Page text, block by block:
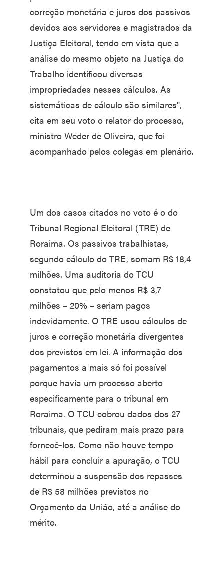
correção monetária e juros dos passivos
devidos aos servidores e magistrados da
Justiça Eleitoral, tendo em vista que a
análise do mesmo objeto na Justiça do
Trabalho identificou diversas
impropriedades nesses cálculos. As
sistemáticas de cálculo são similares",
cita em seu voto o relator do processo,
ministro Weder de Oliveira, que foi
acompanhado pelos colegas em plenário.
Um dos casos citados no voto é o do
Tribunal Regional Eleitoral (TRE) de
Roraima. Os passivos trabalhistas,
segundo cálculo do TRE, somam R$ 18,4
milhões. Uma auditoria do TCU
constatou que pelo menos R$ 3,7
milhões – 20% – seriam pagos
indevidamente. O TRE usou cálculos de
juros e correção monetária divergentes
dos previstos em lei. A informação dos
pagamentos a mais só foi possível
porque havia um processo aberto
especificamente para o tribunal em
Roraima. O TCU cobrou dados dos 27
tribunais, que pediram mais prazo para
fornecê-los. Como não houve tempo
hábil para concluir a apuração, o TCU
determinou a suspensão dos repasses
de R$ 58 milhões previstos no
Orçamento da União, até a análise do
mérito.